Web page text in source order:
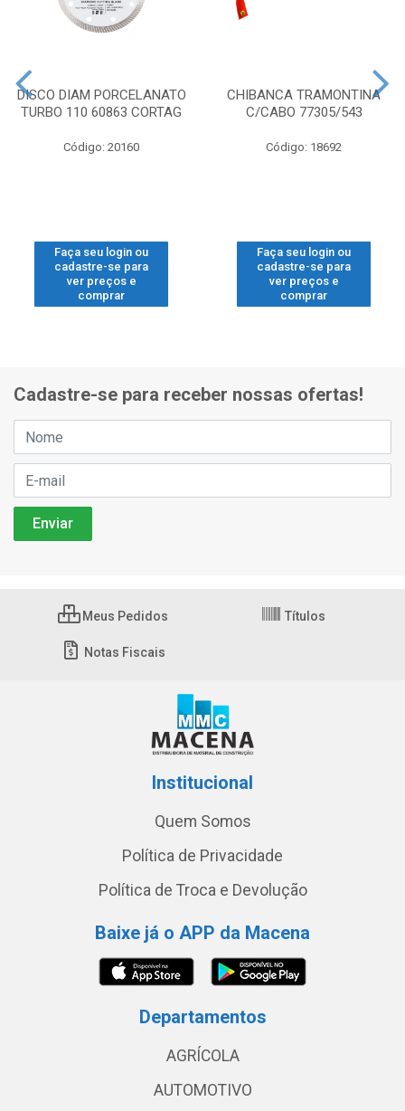
DISCO DIAM PORCELANATO
TURBO 110 60863 CORTAG
Código: 20160
Faça seu login ou
cadastre-se para
ver preços e
comprar
CHIBANCA TRAMONTINA
C/CABO 77305/543
Código: 18692
Faça seu login ou
cadastre-se para
ver preços e
comprar
Cadastre-se para receber nossas ofertas!
Meus Pedidos Títulos
Notas Fiscais
Institucional
Quem Somos
Política de Privacidade
Política de Troca e Devolução
Baixe já o APP da Macena
Departamentos
AGRÍCOLA
AUTOMOTIVO